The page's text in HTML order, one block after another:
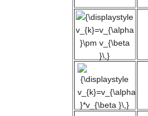
{\displaystyle
v_{k}=v_{\alpha
}\pm v_{\beta
}\,}
{\displaystyle
v_{k}=v_{\alpha
}*v_{\beta }\,}